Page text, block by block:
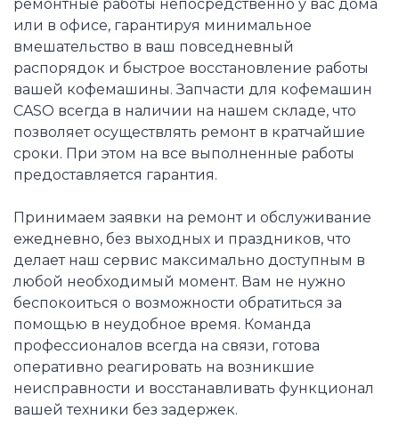
ремонтные работы непосредственно у вас дома
или в офисе, гарантируя минимальное
вмешательство в ваш повседневный
распорядок и быстрое восстановление работы
вашей кофемашины. Запчасти для кофемашин
CASO всегда в наличии на нашем складе, что
позволяет осуществлять ремонт в кратчайшие
сроки. При этом на все выполненные работы
предоставляется гарантия.
Принимаем заявки на ремонт и обслуживание
ежедневно, без выходных и праздников, что
делает наш сервис максимально доступным в
любой необходимый момент. Вам не нужно
беспокоиться о возможности обратиться за
помощью в неудобное время. Команда
профессионалов всегда на связи, готова
оперативно реагировать на возникшие
неисправности и восстанавливать функционал
вашей техники без задержек.